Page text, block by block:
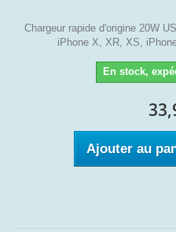
Chargeur rapide d'origine 20W
iPhone X, XR, XS,
En stock,
Ajouter au